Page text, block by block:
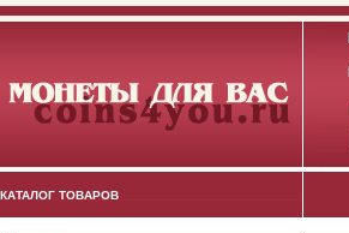
КАТАЛОГ ТОВАРОВ